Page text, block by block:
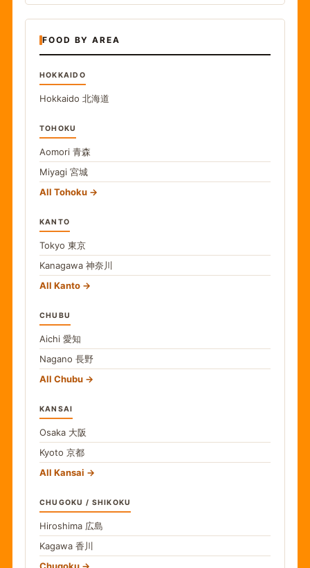
FOOD BY AREA
HOKKAIDO
Hokkaido 北海道
TOHOKU
Aomori 青森
Miyagi 宮城
All Tohoku
KANTO
Tokyo 東京
Kanagawa 神奈川
All Kanto
CHUBU
Aichi 愛知
Nagano 長野
All Chubu
KANSAI
Osaka 大阪
Kyoto 京都
All Kansai
CHUGOKU / SHIKOKU
Hiroshima 広島
Kagawa 香川